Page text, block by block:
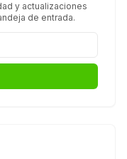
y actualizaciones
de entrada.